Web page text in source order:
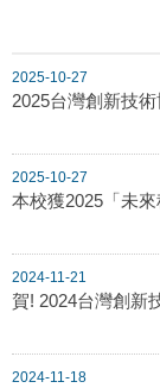
2025-10-27
2025台灣創新技
2025-10-27
本校獲2025「未
2024-11-21
賀! 2024台灣創新
2024-11-18